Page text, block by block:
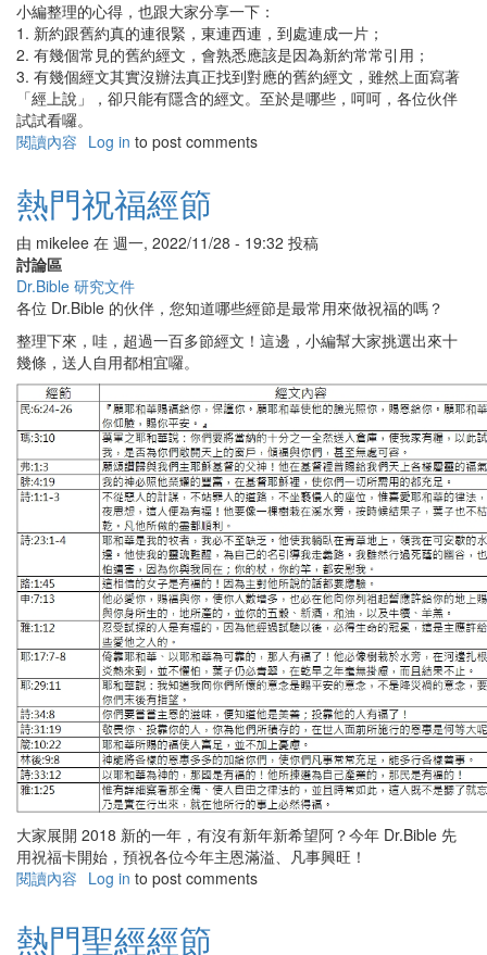
小編整理的心得，也跟大家分享一下：
1. 新約跟舊約真的連很緊，東連西連，到處連成一片；
2. 有幾個常見的舊約經文，會熟悉應該是因為新約常常引用；
3. 有幾個經文其實沒辦法真正找到對應的舊約經文，雖然上面寫著
「經上說」，卻只能有隱含的經文。至於是哪些，呵呵，各位伙伴
試試看囉。
閱讀內容 有
新
約
叫
約
Log in to post comments
熱門祝福經節
由 mikelee 在 週一, 2022/11/28 - 19:32 投稿
討論區
Dr.Bible 研究文件
各位 Dr.Bible 的伙伴，您知道哪些經節是最常用來做祝福的嗎？
整理下來，哇，超過一百多節經文！這邊，小編幫大家挑選出來十
幾條，送人自用都相宜囉。
大家展開 2018 新的一年，有沒有新年新希望阿？今年 Dr.Bible 先
用祝福卡開始，預祝各位今年主恩滿溢、凡事興旺！
閱讀內容 有
熱
門
Log in to post comments
熱門聖經經節